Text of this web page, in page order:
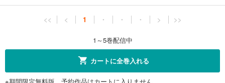
<< < 1 ・ ・ ・ > >>
1～5巻配信中
カートに全巻入れる